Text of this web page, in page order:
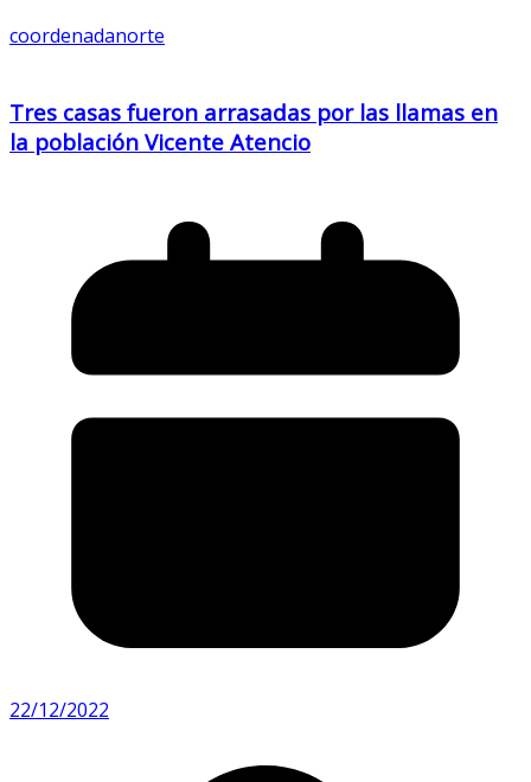
coordenadanorte
Tres casas fueron arrasadas por las llamas en
la población Vicente Atencio
22/12/2022